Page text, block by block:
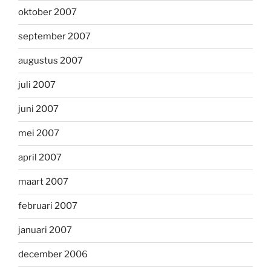
oktober 2007
september 2007
augustus 2007
juli 2007
juni 2007
mei 2007
april 2007
maart 2007
februari 2007
januari 2007
december 2006